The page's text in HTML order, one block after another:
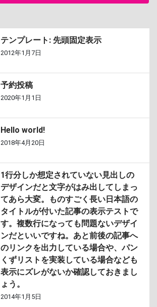
テンプレート: 先頭固定表示
2012年1月7日
予約投稿
2020年1月1日
Hello world!
2018年4月20日
1行分しか想定されていない見出しの
デザインだと文字がはみ出してしまっ
てあら大変。ものすごく長い日本語の
タイトルが付いた記事の表示テストで
す。複数行になっても問題ないデザイ
ンだといいですね。あと前後の記事へ
のリンクを出力している場合や、パン
くずリストを実装している場合なども
表示にズレがないか確認しておきまし
ょう。
2014年1月5日